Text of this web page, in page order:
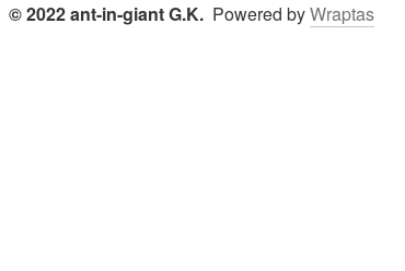
© 2022 ant-in-giant G.K. Powered by Wraptas